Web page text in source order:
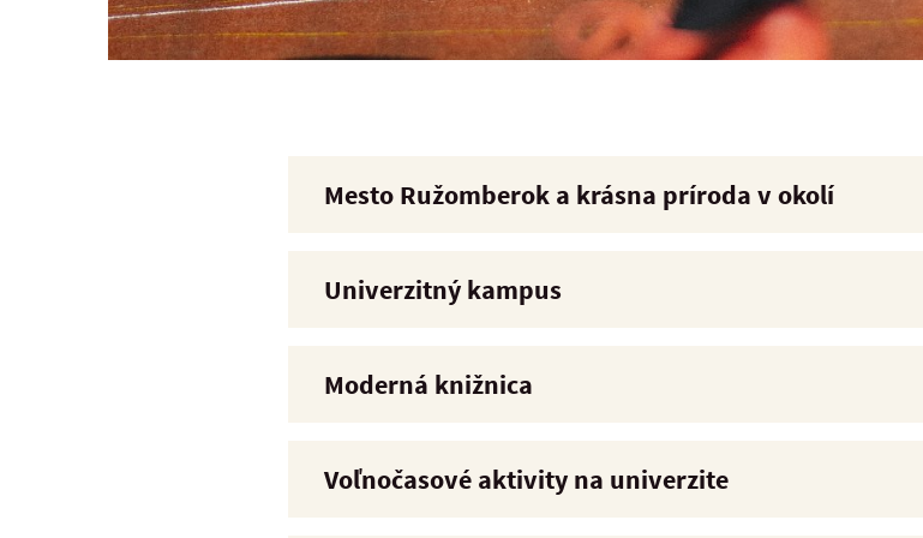
Mesto Ružomberok a krásna príroda v okolí
Univerzitný kampus
Moderná knižnica
Voľnočasové aktivity na univerzite